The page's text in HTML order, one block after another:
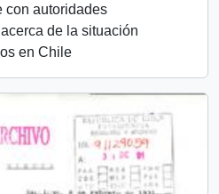
con autoridades
de la situación
en Chile